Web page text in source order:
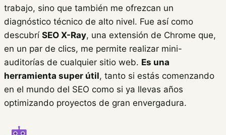
trabajo, sino que también me ofrezcan un
diagnóstico técnico de alto nivel. Fue así como
descubrí SEO X-Ray, una extensión de Chrome que,
en un par de clics, me permite realizar mini-
auditorías de cualquier sitio web. Es una
herramienta super útil, tanto si estás comenzando
en el mundo del SEO como si ya llevas años
optimizando proyectos de gran envergadura.